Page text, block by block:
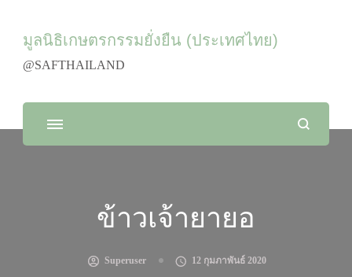
มูลนิธิเกษตรกรรมยั่งยืน (ประเทศไทย)
@SAFTHAILAND
ข้าวเจ้ายายอ
Superuser 12 กุมภาพันธ์ 2020